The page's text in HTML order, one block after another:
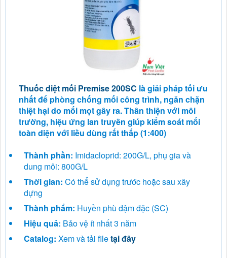
Thuốc diệt mối Premise 200SC là giải pháp tối ưu
nhất để phòng chống mối công trình, ngăn chặn
thiệt hại do mối mọt gây ra. Thân thiện với môi
trường, hiệu ứng lan truyền giúp kiểm soát mối
toàn diện với liều dùng rất thấp (1:400)
Thành phần: Imidacloprid: 200G/L, phụ gia và
dung môi: 800G/L
Thời gian: Có thể sử dụng trước hoặc sau xây
dựng
Thành phẩm: Huyền phù đậm đặc (SC)
Hiệu quả: Bảo vệ ít nhất 3 năm
Catalog: Xem và tải filetại đây